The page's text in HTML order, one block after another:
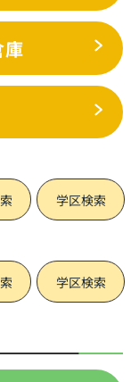
学区検索
学区検索